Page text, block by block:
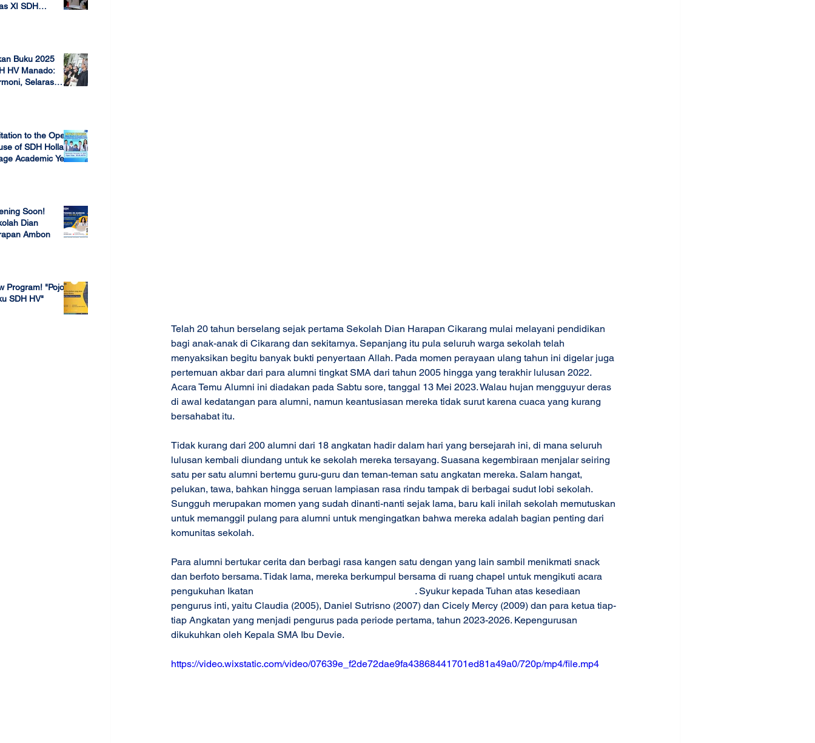
XI SDH
Buku 2025
HV Manado:
Selaras
to the Open
of SDH Holland
Academic Year
Soon!
Dian
Ambon
Program! "Pojok
SDH HV"
Telah 20 tahun berselang sejak pertama Sekolah Dian Harapan Cikarang mulai melayani pendidikan
bagi anak-anak di Cikarang dan sekitarnya. Sepanjang itu pula seluruh warga sekolah telah
menyaksikan begitu banyak bukti penyertaan Allah. Pada momen perayaan ulang tahun ini digelar juga
pertemuan akbar dari para alumni tingkat SMA dari tahun 2005 hingga yang terakhir lulusan 2022.
Acara Temu Alumni ini diadakan pada Sabtu sore, tanggal 13 Mei 2023. Walau hujan mengguyur deras
di awal kedatangan para alumni, namun keantusiasan mereka tidak surut karena cuaca yang kurang
bersahabat itu.
Tidak kurang dari 200 alumni dari 18 angkatan hadir dalam hari yang bersejarah ini, di mana seluruh
lulusan kembali diundang untuk ke sekolah mereka tersayang. Suasana kegembiraan menjalar seiring
satu per satu alumni bertemu guru-guru dan teman-teman satu angkatan mereka. Salam hangat,
pelukan, tawa, bahkan hingga seruan lampiasan rasa rindu tampak di berbagai sudut lobi sekolah.
Sungguh merupakan momen yang sudah dinanti-nanti sejak lama, baru kali inilah sekolah memutuskan
untuk memanggil pulang para alumni untuk mengingatkan bahwa mereka adalah bagian penting dari
komunitas sekolah.
Para alumni bertukar cerita dan berbagi rasa kangen satu dengan yang lain sambil menikmati snack
dan berfoto bersama. Tidak lama, mereka berkumpul bersama di ruang chapel untuk mengikuti acara
pengukuhan Ikatan
. Syukur kepada Tuhan atas kesediaan
pengurus inti, yaitu Claudia (2005), Daniel Sutrisno (2007) dan Cicely Mercy (2009) dan para ketua tiap-
tiap Angkatan yang menjadi pengurus pada periode pertama, tahun 2023-2026. Kepengurusan
dikukuhkan oleh Kepala SMA Ibu Devie.
https://video.wixstatic.com/video/07639e_f2de72dae9fa43868441701ed81a49a0/720p/mp4/file.mp4